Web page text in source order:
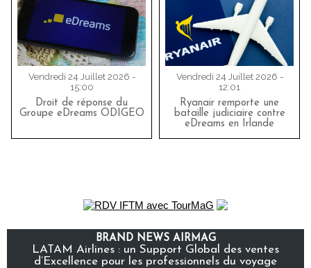
Vendredi 24 Juillet 2026 -
15:00
Droit de réponse du
Groupe eDreams ODIGEO
Vendredi 24 Juillet 2026 -
12:01
Ryanair remporte une
bataille judiciaire contre
eDreams en Irlande
BRAND NEWS AIRMAG
LATAM Airlines : un Support Global des ventes
d’Excellence pour les professionnels du voyage